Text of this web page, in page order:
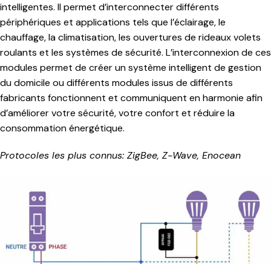
intelligentes. Il permet d’interconnecter différents
périphériques et applications tels que l’éclairage, le
chauffage, la climatisation, les ouvertures de rideaux volets
roulants et les systèmes de sécurité. L’interconnexion de ces
modules permet de créer un système intelligent de gestion
du domicile ou différents modules issus de différents
fabricants fonctionnent et communiquent en harmonie afin
d’améliorer votre sécurité, votre confort et réduire la
consommation énergétique.
Protocoles les plus connus: ZigBee, Z-Wave, Enocean